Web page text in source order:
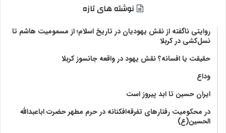
نوشته های تازه
روایتی ناگفته از نقش یهودیان در تاریخ اسلام؛ از مسمومیت هاشم تا
نسل‌کشی در کربلا
حقیقت یا افسانه؟‌ نقش یهود در واقعه جانسوز کربلا
وداع
ایران حسین تا ابد پیروز است
در محکومیت رفتارهای تفرقه‌افکنانه در حرم مطهر حضرت اباعبدالله
الحسین(ع)